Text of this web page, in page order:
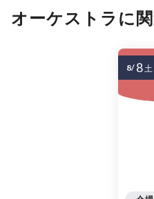
オーケストラに
8/ 8土